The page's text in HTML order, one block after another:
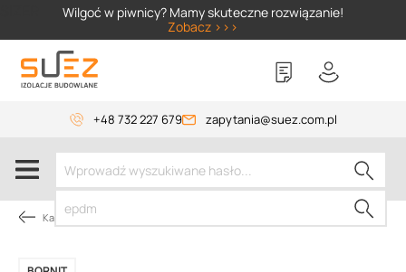
Wilgoć w piwnicy? Mamy skuteczne rozwiązanie!
Zobacz >>>
+48 732 227 679 zapytania@suez.com.pl
Kategorie produktów